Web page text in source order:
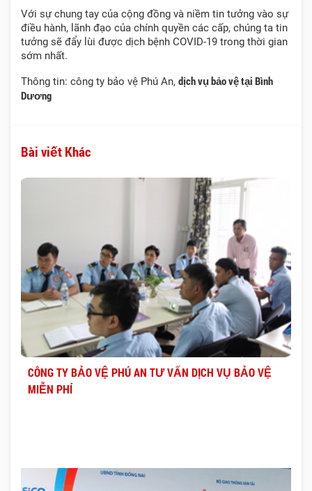
Với sự chung tay của cộng đồng và niềm tin tưởng vào sự
điều hành, lãnh đạo của chính quyền các cấp, chúng ta tin
tưởng sẽ đẩy lùi được dịch bệnh COVID-19 trong thời gian
sớm nhất.
Thông tin: công ty bảo vệ Phú An, dịch vụ bảo vệ tại Bình
Dương
Bài viết Khác
CÔNG TY BẢO VỆ PHÚ AN TƯ VẤN DỊCH VỤ BẢO VỆ
MIỄN PHÍ